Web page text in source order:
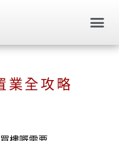
業全攻略